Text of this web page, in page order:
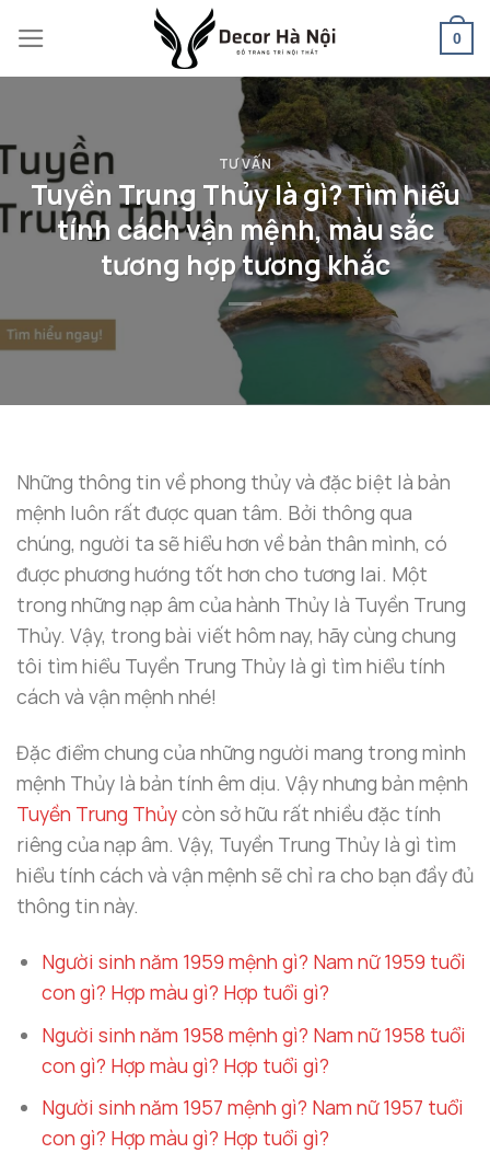
to
content
0
TƯ VẤN
Tuyền Trung Thủy là gì? Tìm hiểu
tính cách vận mệnh, màu sắc
tương hợp tương khắc
Những thông tin về phong thủy và đặc biệt là bản
mệnh luôn rất được quan tâm. Bởi thông qua
chúng, người ta sẽ hiểu hơn về bản thân mình, có
được phương hướng tốt hơn cho tương lai. Một
trong những nạp âm của hành Thủy là Tuyền Trung
Thủy. Vậy, trong bài viết hôm nay, hãy cùng chung
tôi tìm hiểu Tuyền Trung Thủy là gì tìm hiểu tính
cách và vận mệnh nhé!
Đặc điểm chung của những người mang trong mình
mệnh Thủy là bản tính êm dịu. Vậy nhưng bản mệnh
Tuyền Trung Thủycòn sở hữu rất nhiều đặc tính
riêng của nạp âm. Vậy, Tuyền Trung Thủy là gì tìm
hiểu tính cách và vận mệnh sẽ chỉ ra cho bạn đầy đủ
thông tin này.
Người sinh năm 1959 mệnh gì? Nam nữ 1959 tuổi
con gì? Hợp màu gì? Hợp tuổi gì?
Người sinh năm 1958 mệnh gì? Nam nữ 1958 tuổi
con gì? Hợp màu gì? Hợp tuổi gì?
Người sinh năm 1957 mệnh gì? Nam nữ 1957 tuổi
con gì? Hợp màu gì? Hợp tuổi gì?